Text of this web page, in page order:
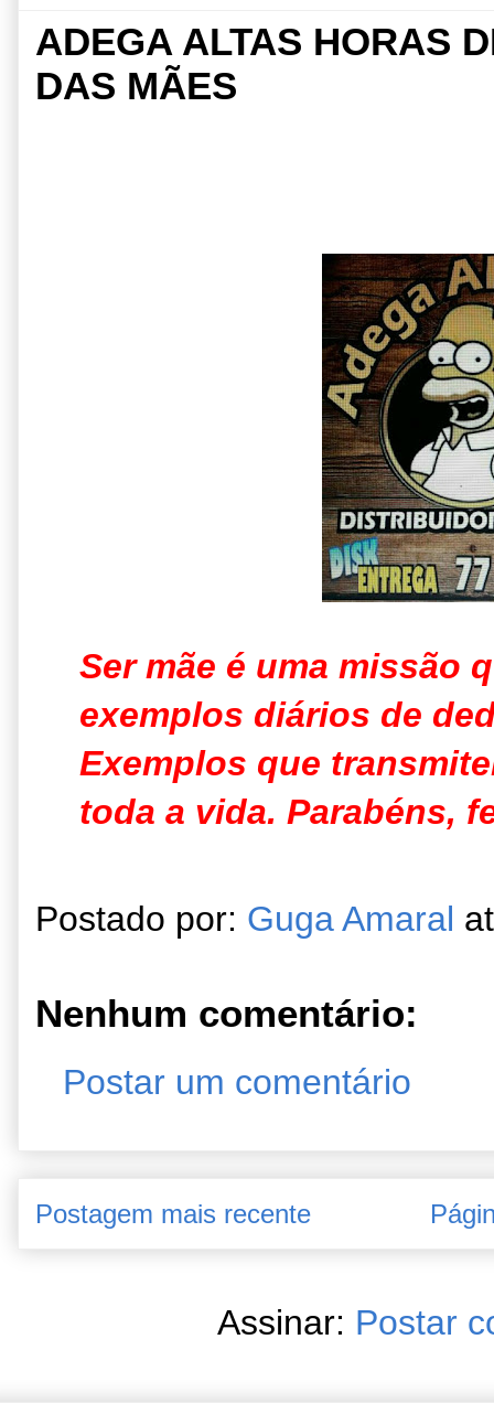
ADEGA ALTAS HORAS
DAS MÃES
Ser mãe é uma missão
exemplos diários de
Exemplos que
toda a vida. Parabéns,
Postado por: Guga Amaral
Nenhum comentário:
Postar um comentário
Postagem mais recente
Assinar: Postar